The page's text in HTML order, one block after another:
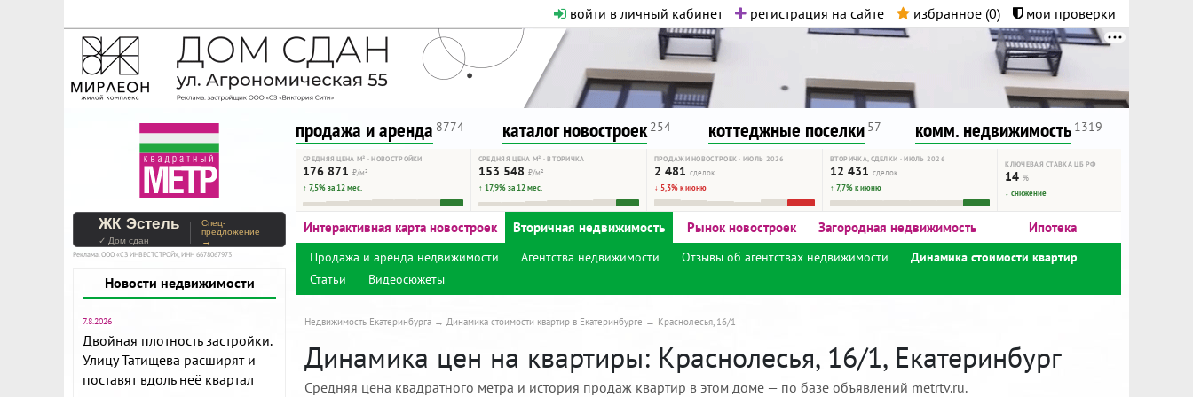
войти в личный кабинет регистрация на сайте избранное (0) мои проверки
На Метре реклама - только нормальная. Никакого шок-контента.
Помогайте независимому ресурсу, как он помогает вам. Удачи!
продажа и аренда 8774 каталог новостроек 254 коттеджные поселки 57 комм. недвижимость 1319
СРЕДНЯЯ ЦЕНА М² · НОВОСТРОЙКИ
176 871 ₽/м²
↑ 7,5% за 12 мес.
СРЕДНЯЯ ЦЕНА М² · ВТОРИЧКА
153 548 ₽/м²
↑ 17,9% за 12 мес.
ПРОДАЖИ НОВОСТРОЕК · ИЮЛЬ 2026
2 481 сделок
↓ 5,3% к июню
ВТОРИЧКА, СДЕЛКИ · ИЮЛЬ 2026
12 431 сделок
↑ 7,7% к июню
КЛЮЧЕВАЯ СТАВКА ЦБ РФ
14%
↓ снижение
ЖК Эстель
✓ Дом сдан
Спец-
предложение
→
Реклама. ООО «СЗ ИНВЕСТСТРОЙ», ИНН 6678067973
Новости недвижимости
7.8.2026
Двойная плотность застройки.
Улицу Татищева расширят и
поставят вдоль неё квартал
Интерактивная карта новостроек Вторичная недвижимость Рынок новостроек Загородная недвижимость Ипотека
Продажа и аренда недвижимости Агентства недвижимости Отзывы об агентствах недвижимости
Динамика стоимости квартир
Статьи
Видеосюжеты
Недвижимость Екатеринбурга Динамика стоимости квартир в Екатеринбурге Краснолесья, 16/1
Динамика цен на квартиры: Краснолесья, 16/1, Екатеринбург
Средняя цена квадратного метра и история продаж квартир в этом доме — по базе объявлений metrtv.ru.